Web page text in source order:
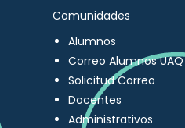
Comunidades
Alumnos
Correo Alumnos UAQ
Solicitud Correo
Docentes
Administrativos